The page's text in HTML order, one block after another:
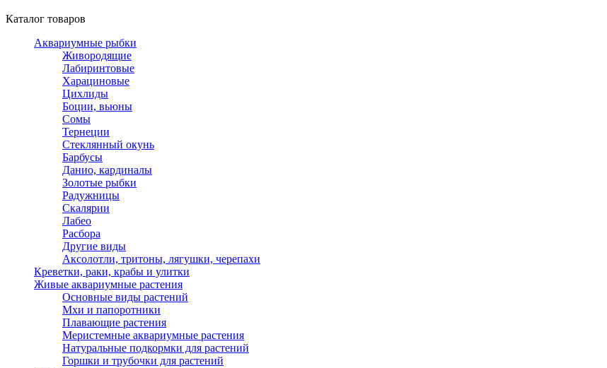
Каталог товаров
Аквариумные рыбки
Живородящие
Лабиринтовые
Харациновые
Цихлиды
Боции, вьюны
Сомы
Тернеции
Стеклянный окунь
Барбусы
Данио, кардиналы
Золотые рыбки
Радужницы
Скалярии
Лабео
Расбора
Другие виды
Аксолотли, тритоны, лягушки, черепахи
Креветки, раки, крабы и улитки
Живые аквариумные растения
Основные виды растений
Мхи и папоротники
Плавающие растения
Меристемные аквариумные растения
Натуральные подкормки для растений
Горшки и трубочки для растений